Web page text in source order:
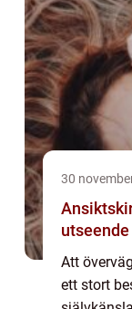
30
Att
ett stort